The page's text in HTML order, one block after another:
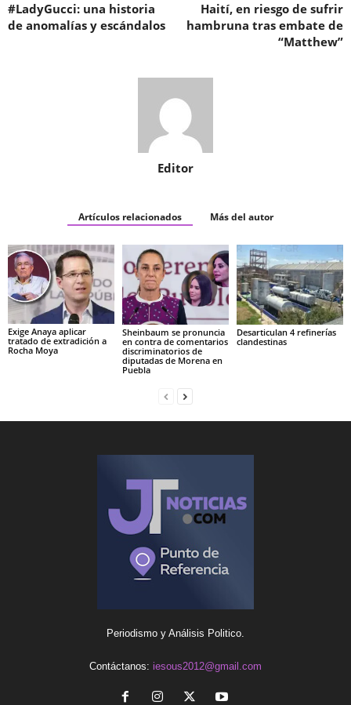
#LadyGucci: una historia
de anomalías y escándalos
Haití, en riesgo de sufrir
hambruna tras embate de
“Matthew”
Editor
Artículos relacionados Más del autor
Exige Anaya aplicar
tratado de extradición a
Rocha Moya
Sheinbaum se pronuncia
en contra de comentarios
discriminatorios de
diputadas de Morena en
Puebla
Desarticulan 4 refinerías
clandestinas
Periodismo y Análisis Politico.
Contáctanos: iesous2012@gmail.com